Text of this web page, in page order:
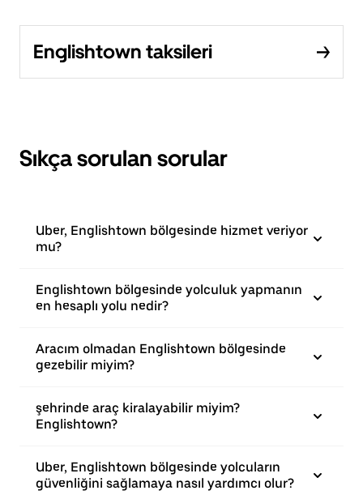
Englishtown taksileri
Sıkça sorulan sorular
Uber, Englishtown bölgesinde hizmet veriyor
mu?
Englishtown bölgesinde yolculuk yapmanın
en hesaplı yolu nedir?
Aracım olmadan Englishtown bölgesinde
gezebilir miyim?
şehrinde araç kiralayabilir miyim?
Englishtown?
Uber, Englishtown bölgesinde yolcuların
güvenliğini sağlamaya nasıl yardımcı olur?